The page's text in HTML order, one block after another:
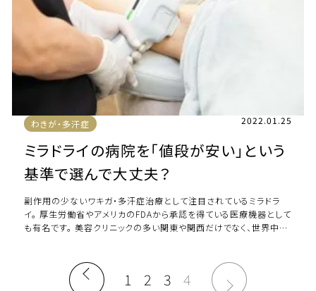
わきが・多汗症 2022.01.25
ミラドライの病院を「値段が安い」という
基準で選んで大丈夫？
副作用の少ないワキガ・多汗症治療として注目されているミラドラ
イ。 厚生労働省やアメリカのFDAから承認を得ている医療機器として
も有名です。 美容クリニックの多い関東や関西だけでなく、世界中の
1 2 3 4